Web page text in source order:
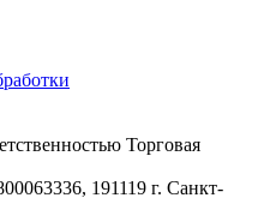
Торговая
191119 г. Санкт-